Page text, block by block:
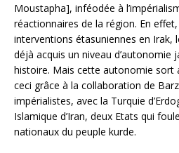
Moustapha], inféodée à
réactionnaires de la région. En
interventions étasuniennes en Irak,
déjà acquis un niveau d’autonomie
histoire. Mais cette autonomie sort
ceci grâce à la collaboration de
impérialistes, avec la Turquie
Islamique d’Iran, deux Etats qui
nationaux du peuple kurde.